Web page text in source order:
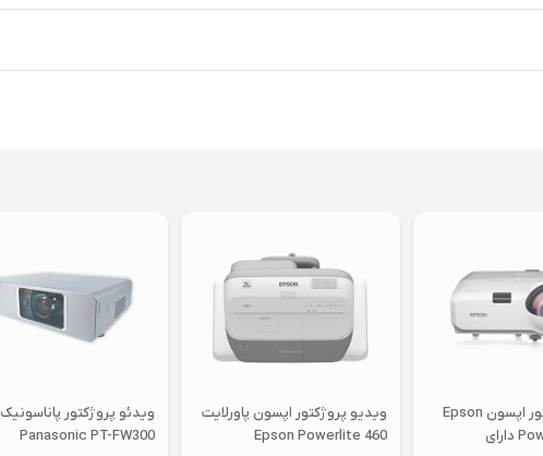
ویدئو پروژکتور اپسون Epson
Powerlite 425W دارای
ویدیو پروژکتور اپسون پاورلایت
460 Epson Powerlite
ویدئو پروژکتور پاناسونیک
Panasonic PT-FW300